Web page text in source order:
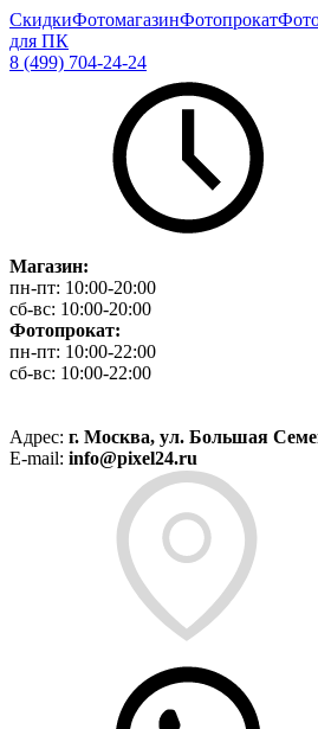
СкидкиФотомагазинФотопрокат
для ПК
8 (499) 704-24-24
Магазин:
пн-пт: 10:00-20:00
сб-вс: 10:00-20:00
Фотопрокат:
пн-пт: 10:00-22:00
сб-вс: 10:00-22:00
Адрес: г. Москва, ул. Большая
E-mail: info@pixel24.ru